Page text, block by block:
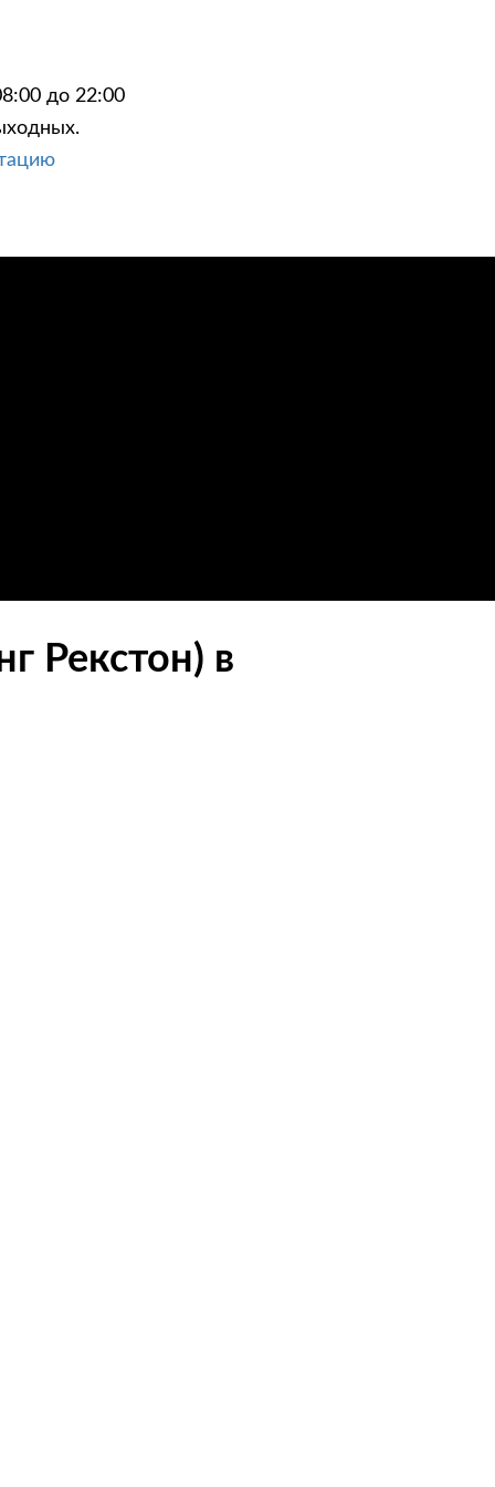
до 22:00
Рекстон) в